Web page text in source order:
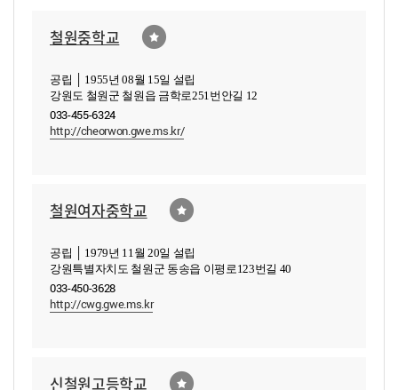
철원중학교
공립 │ 1955년 08월 15일 설립
강원도 철원군 철원읍 금학로251번안길 12
033-455-6324
http://cheorwon.gwe.ms.kr/
철원여자중학교
공립 │ 1979년 11월 20일 설립
강원특별자치도 철원군 동송읍 이평로123번길 40
033-450-3628
http://cwg.gwe.ms.kr
신철원고등학교